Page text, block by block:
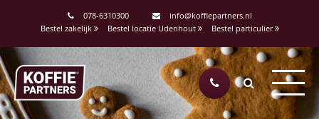
078-6310300
info@koffiepartners.nl
Bestel zakelijk
Bestel locatie Udenhout Bestel particulier